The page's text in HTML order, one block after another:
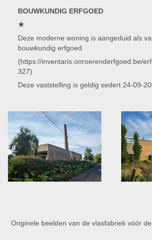
BOUWKUNDIG ERFGOED
★
Deze moderne woning is aangeduid als
bouwkundig erfgoed
(https://inventaris.onroerenderfgoed.be/
327)
Deze vaststelling is geldig sedert 24-09-
Originele beelden van de vlasfabriek vóór